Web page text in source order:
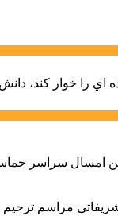
اي را خوار كند،
مراسم